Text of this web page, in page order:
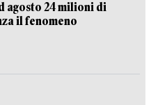
agosto 24 milioni di
il fenomeno